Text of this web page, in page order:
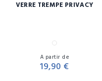
VERRE TREMPÉ PRIVACY
Transparent
A partir de
19,90 €